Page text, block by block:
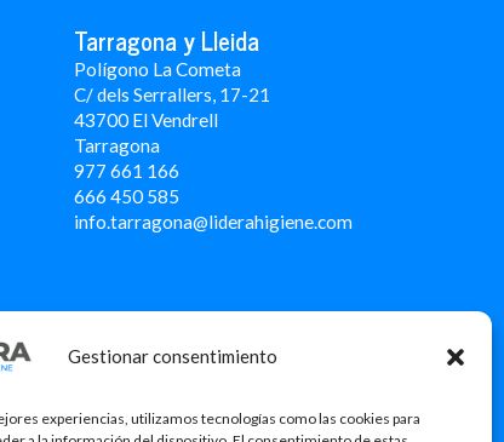
Gestionar consentimiento
experiencias, utilizamos tecnologías como las cookies para
Tarragona y Lleida
Polígono La Cometa
C/ dels Serrallers, 17-21
43700 El Vendrell
Tarragona
977 661 166
666 450 585
info.tarragona@liderahigiene.com